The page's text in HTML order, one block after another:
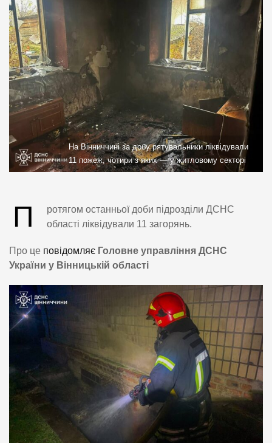
На Вінниччині за добу рятувальники ліквідували
11 пожеж, чотири з яких — у житловому секторі
П
ротягом останньої доби підрозділи ДСНС
області ліквідували 11 загорянь.
Про це повідомляє Головне управління ДСНС
України у Вінницькій області